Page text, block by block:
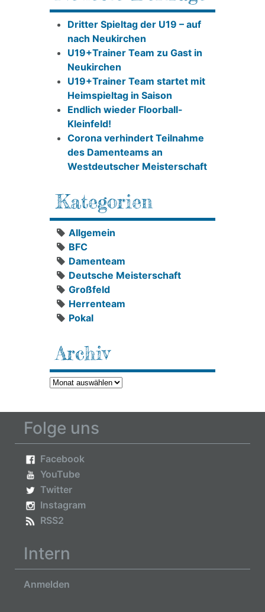
Dritter Spieltag der U19 – auf
nach Neukirchen
U19+Trainer Team zu Gast in
Neukirchen
U19+Trainer Team startet mit
Heimspieltag in Saison
Endlich wieder Floorball-
Kleinfeld!
Corona verhindert Teilnahme
des Damenteams an
Westdeutscher Meisterschaft
Kategorien
Allgemein
BFC
Damenteam
Deutsche Meisterschaft
Großfeld
Herrenteam
Pokal
Archiv
Archiv
Folge uns
Facebook
YouTube
Twitter
Instagram
RSS2
Intern
Anmelden